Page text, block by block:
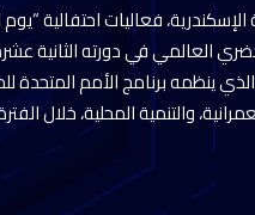
فعاليات احتفالية
العالمي في دورته الثانية
ينظمه برنامج الأمم المتحدة
المحلية، خلال الفترة من 4 إلى 8